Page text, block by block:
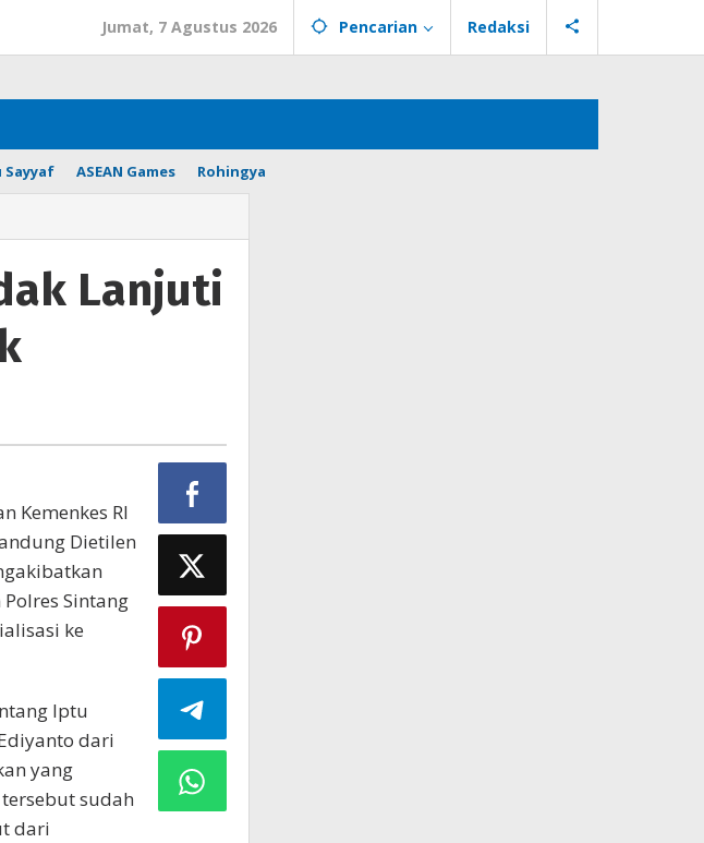
Jumat, 7 Agustus 2026 Pencarian Redaksi
Sayyaf ASEAN Games Rohingya
Lanjuti
Kemenkes RI
Dietilen
Sintang
ke
Iptu
dari
yang
sudah
dari